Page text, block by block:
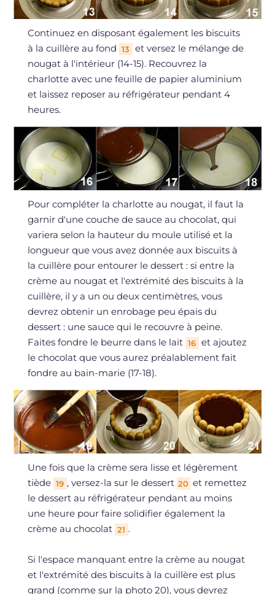
Continuez en disposant également les biscuits
à la cuillère au fond 13
et versez le mélange de
nougat à l'intérieur (14-15). Recouvrez la
charlotte avec une feuille de papier aluminium
et laissez reposer au réfrigérateur pendant 4
heures.
Pour compléter la charlotte au nougat, il faut la
garnir d'une couche de sauce au chocolat, qui
variera selon la hauteur du moule utilisé et la
longueur que vous avez donnée aux biscuits à
la cuillère pour entourer le dessert : si entre la
crème au nougat et l'extrémité des biscuits à la
cuillère, il y a un ou deux centimètres, vous
devrez obtenir un enrobage peu épais du
dessert : une sauce qui le recouvre à peine.
Faites fondre le beurre dans le lait 16 et ajoutez
le chocolat que vous aurez préalablement fait
fondre au bain-marie (17-18).
Une fois que la crème sera lisse et légèrement
tiède 19 , versez-la sur le dessert 20 et remettez
le dessert au réfrigérateur pendant au moins
une heure pour faire solidifier également la
crème au chocolat 21 .
Si l'espace manquant entre la crème au nougat
et l'extrémité des biscuits à la cuillère est plus
grand (comme sur la photo 20), vous devrez